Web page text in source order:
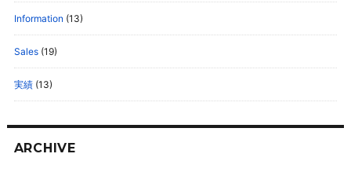
Information (13)
Sales(19)
実績(13)
ARCHIVE